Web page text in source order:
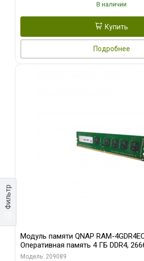
Фильтр
В наличии
Купить
Подробнее
Модуль памяти QNAP RAM-
Оперативная память 4 ГБ DDR4,
ECC
Модель: 209089